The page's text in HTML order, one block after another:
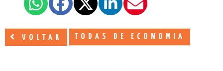
VOLTAR TODAS DE ECONOMIA